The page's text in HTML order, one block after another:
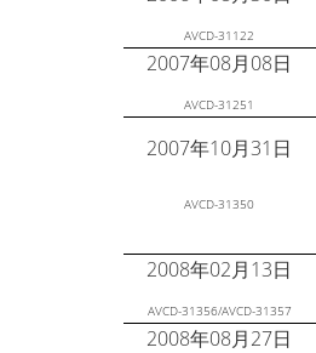
AVCD-31122
2007年08月08日
AVCD-31251
2007年10月31日
AVCD-31350
2008年02月13日
AVCD-31356/AVCD-31357
2008年08月27日